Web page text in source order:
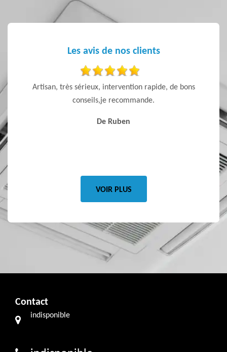
Les avis de nos clients
et un
Artisan, très sérieux, intervention rapide, de bons
conseils,je recommande.
De Ruben
VOIR PLUS
Contact
indisponible